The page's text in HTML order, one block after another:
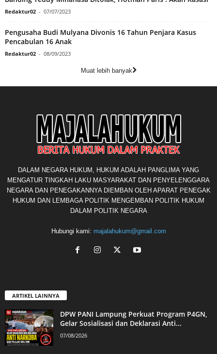
Redaktur02 - 07/07/2023
Pengusaha Budi Mulyana Divonis 16 Tahun Penjara Kasus
Pencabulan 16 Anak
Redaktur02 - 08/09/2023
Muat lebih banyak
DALAM NEGARA HUKUM, HUKUM ADALAH PANGLIMA YANG
MENGATUR TINGKAH LAKU MASYARAKAT DAN PENYELENGGARA
NEGARA DAN PENEGAKANNYA DIEMBAN OLEH APARAT PENEGAK
HUKUM DAN LEMBAGA POLITIK MENGEMBAN POLITIK HUKUM
DALAM POLITIK NEGARA
Hubungi kami: majalahukum@gmail.com
ARTIKEL LAINNYA
DPW PANI Lampung Perkuat Program P4GN,
Gelar Sosialisasi dan Deklarasi Anti...
07/08/2026